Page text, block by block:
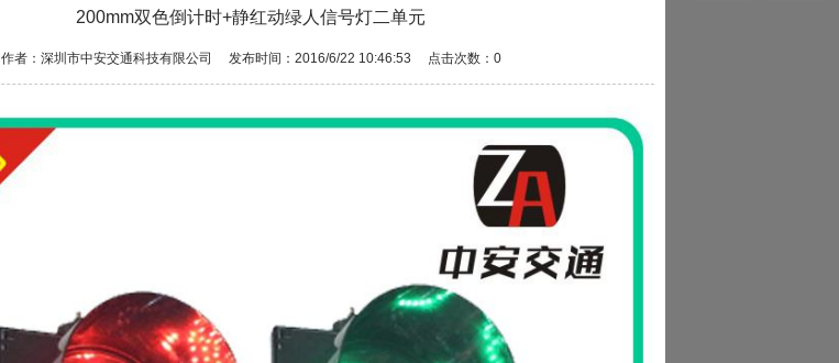
200mm双色倒计时+静红动绿人信号灯二单元
作者：深圳市中安交通科技有限公司 发布时间：2016/6/22 10:46:53 点击次数：0